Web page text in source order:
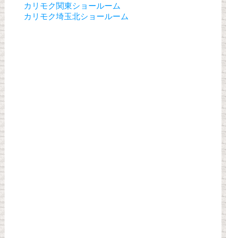
カリモク関東ショールーム
カリモク埼玉北ショールーム